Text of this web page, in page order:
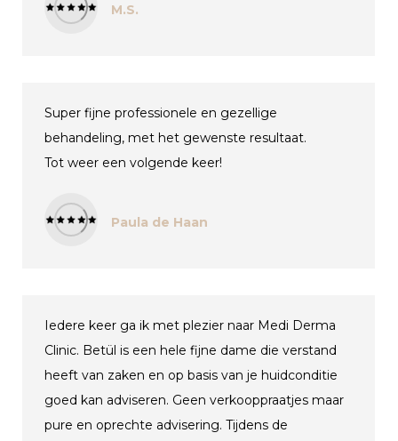
M.S.
Super fijne professionele en gezellige
behandeling, met het gewenste resultaat.
Tot weer een volgende keer!
Paula de Haan
Iedere keer ga ik met plezier naar Medi Derma
Clinic. Betül is een hele fijne dame die verstand
heeft van zaken en op basis van je huidconditie
goed kan adviseren. Geen verkooppraatjes maar
pure en oprechte advisering. Tijdens de